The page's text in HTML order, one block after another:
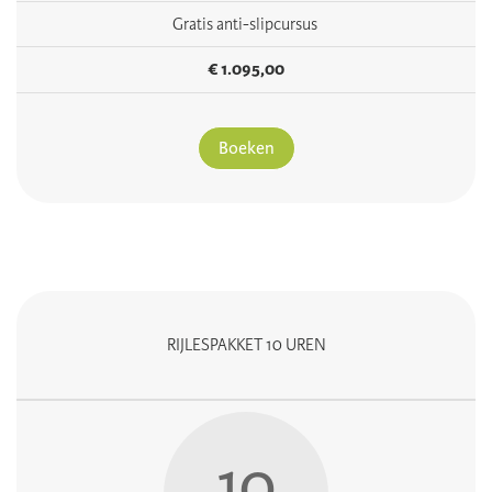
Gratis anti-slipcursus
€ 1.095,00
Boeken
RIJLESPAKKET 10 UREN